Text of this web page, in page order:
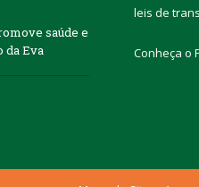
saúde e
da Eva
leis de
Conheça o